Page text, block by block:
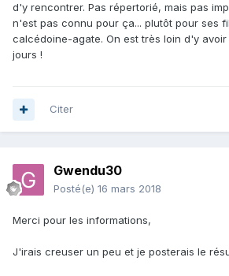
d'y rencontrer. Pas répertorié, mais pas
n'est pas connu pour ça... plutôt pour ses
calcédoine-agate. On est très loin d'y
jours !
Citer
Gwendu30
Posté(e) 16 mars 2018
Merci pour les informations,
J'irais creuser un peu et je posterais le